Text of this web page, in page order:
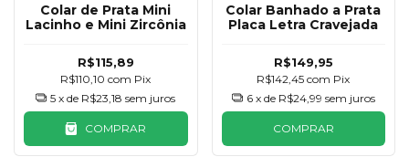
Colar de Prata Mini
Lacinho e Mini Zircônia
R$115,89
R$110,10com Pix
5 x de R$23,18 sem juros
COMPRAR
Colar Banhado a Prata
Placa Letra Cravejada
R$149,95
R$142,45com Pix
6 x de R$24,99 sem juros
COMPRAR